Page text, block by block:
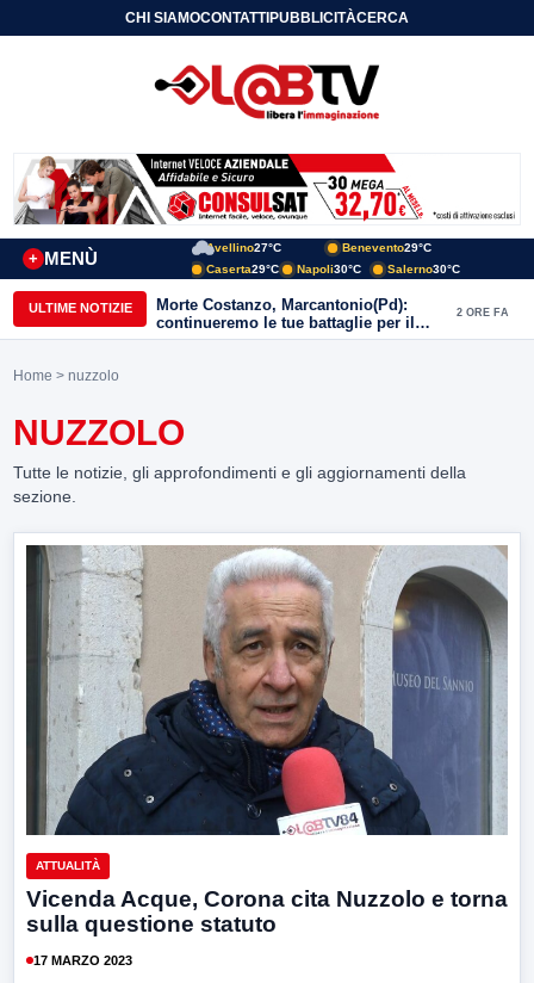
CHI SIAMOCONTATTIPUBBLICITÀCERCA
MENÙ
+
Avellino27°C Benevento29°C
Caserta29°C Napoli30°C Salerno30°C
ULTIME NOTIZIE
Morte Costanzo, Marcantonio(Pd):
continueremo le tue battaglie per il
Sannio
2 ORE FA
Home > nuzzolo
NUZZOLO
Tutte le notizie, gli approfondimenti e gli aggiornamenti della
sezione.
ATTUALITÀ
Vicenda Acque, Corona cita Nuzzolo e torna
sulla questione statuto
17 MARZO 2023